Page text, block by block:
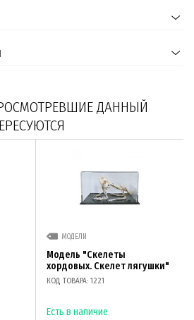
ДАННЫЙ
МОДЕЛИ
Модель "Скелеты
хордовых. Скелет лягушки"
КОД ТОВАРА: 1221
Есть в наличие